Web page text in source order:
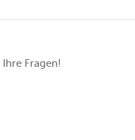
Fragen!